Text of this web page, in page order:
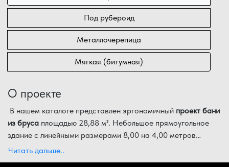
Под рубероид
Металлочерепица
Мягкая (битумная)
О проекте
В нашем каталоге представлен эргономичный проект бани
из бруса площадью 28,88 м². Небольшое прямоугольное
здание с линейными размерами 8,00 на 4,00 метров
идеально подходит для размещения на стандартных
Функциональные особенности планировки:
Читать дальше..